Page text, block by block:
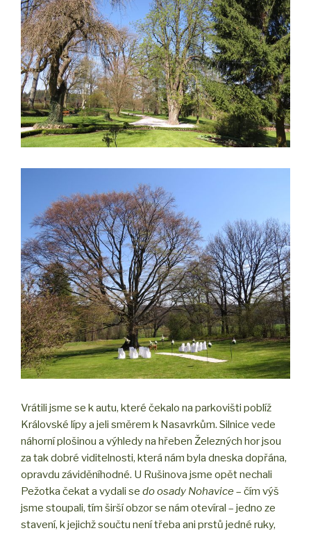
Vrátili jsme se k autu, které čekalo na parkovišti poblíž
Královské lípy a jeli směrem k Nasavrkům. Silnice vede
náhorní plošinou a výhledy na hřeben Železných hor jsou
za tak dobré viditelnosti, která nám byla dneska dopřána,
opravdu záviděníhodné. U Rušinova jsme opět nechali
Pežotka čekat a vydali se do osady Nohavice– čím výš
jsme stoupali, tím širší obzor se nám otevíral – jedno ze
stavení, k jejichž součtu není třeba ani prstů jedné ruky,